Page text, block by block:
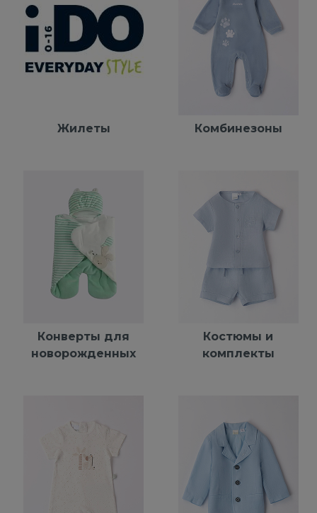
Жилеты Комбинезоны
Конверты для
новорожденных
Костюмы и
комплекты